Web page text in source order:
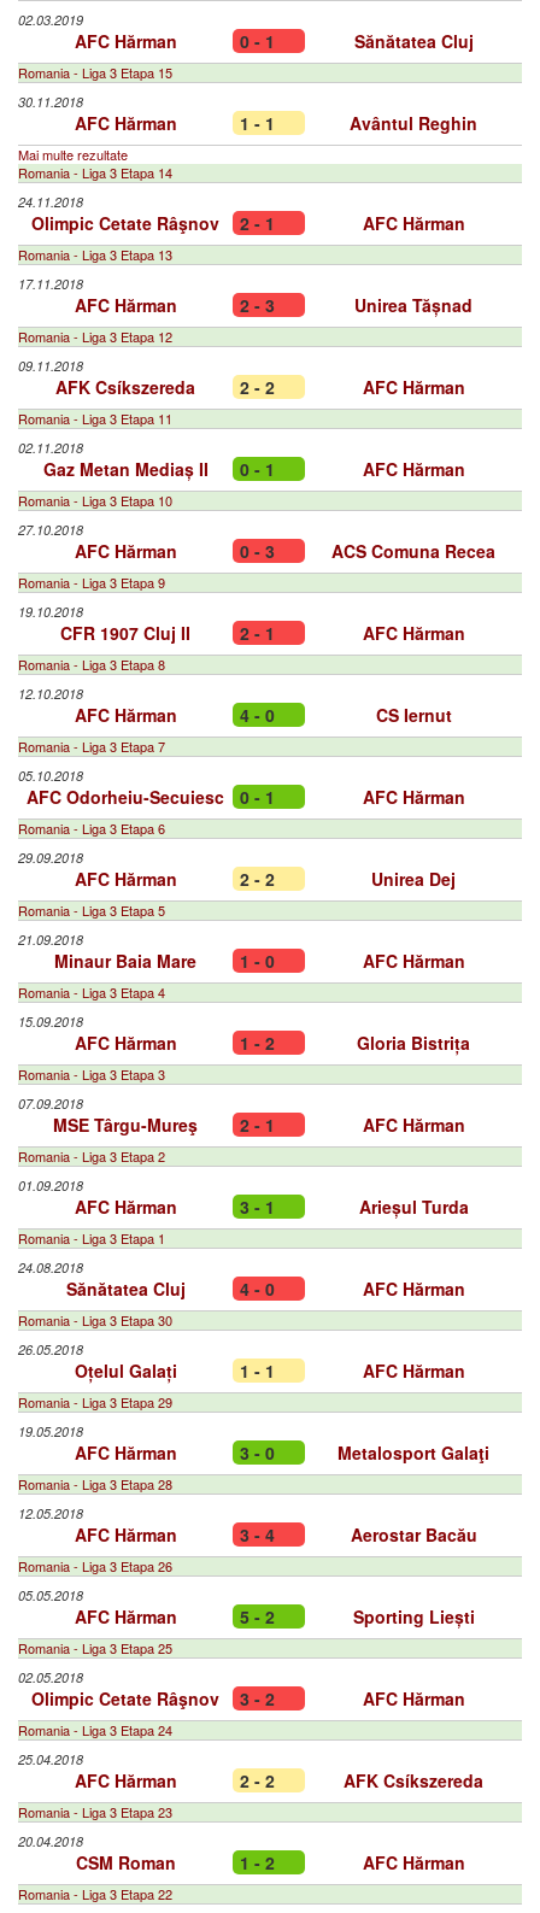
02.03.2019
AFC Hărman 0 - 1 Sănătatea Cluj
Romania - Liga 3 Etapa 15
30.11.2018
AFC Hărman 1 - 1 Avântul Reghin
Mai multe rezultate
Romania - Liga 3 Etapa 14
24.11.2018
Olimpic Cetate Râşnov 2 - 1 AFC Hărman
Romania - Liga 3 Etapa 13
17.11.2018
AFC Hărman 2 - 3 Unirea Tășnad
Romania - Liga 3 Etapa 12
09.11.2018
AFK Csíkszereda 2 - 2 AFC Hărman
Romania - Liga 3 Etapa 11
02.11.2018
Gaz Metan Mediaș II 0 - 1 AFC Hărman
Romania - Liga 3 Etapa 10
27.10.2018
AFC Hărman 0 - 3 ACS Comuna Recea
Romania - Liga 3 Etapa 9
19.10.2018
CFR 1907 Cluj II 2 - 1 AFC Hărman
Romania - Liga 3 Etapa 8
12.10.2018
AFC Hărman 4 - 0 CS Iernut
Romania - Liga 3 Etapa 7
05.10.2018
AFC Odorheiu-Secuiesc 0 - 1 AFC Hărman
Romania - Liga 3 Etapa 6
29.09.2018
AFC Hărman 2 - 2 Unirea Dej
Romania - Liga 3 Etapa 5
21.09.2018
Minaur Baia Mare 1 - 0 AFC Hărman
Romania - Liga 3 Etapa 4
15.09.2018
AFC Hărman 1 - 2 Gloria Bistrița
Romania - Liga 3 Etapa 3
07.09.2018
MSE Târgu-Mureş 2 - 1 AFC Hărman
Romania - Liga 3 Etapa 2
01.09.2018
AFC Hărman 3 - 1 Arieșul Turda
Romania - Liga 3 Etapa 1
24.08.2018
Sănătatea Cluj 4 - 0 AFC Hărman
Romania - Liga 3 Etapa 30
26.05.2018
Oțelul Galați 1 - 1 AFC Hărman
Romania - Liga 3 Etapa 29
19.05.2018
AFC Hărman 3 - 0 Metalosport Galaţi
Romania - Liga 3 Etapa 28
12.05.2018
AFC Hărman 3 - 4 Aerostar Bacău
Romania - Liga 3 Etapa 26
05.05.2018
AFC Hărman 5 - 2 Sporting Liești
Romania - Liga 3 Etapa 25
02.05.2018
Olimpic Cetate Râşnov 3 - 2 AFC Hărman
Romania - Liga 3 Etapa 24
25.04.2018
AFC Hărman 2 - 2 AFK Csíkszereda
Romania - Liga 3 Etapa 23
20.04.2018
CSM Roman 1 - 2 AFC Hărman
Romania - Liga 3 Etapa 22